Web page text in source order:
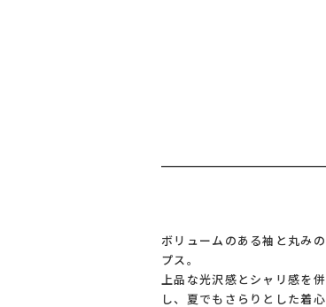
ボリュームのある袖と丸み
プス。
上品な光沢感とシャリ感を
し、夏でもさらりとした着